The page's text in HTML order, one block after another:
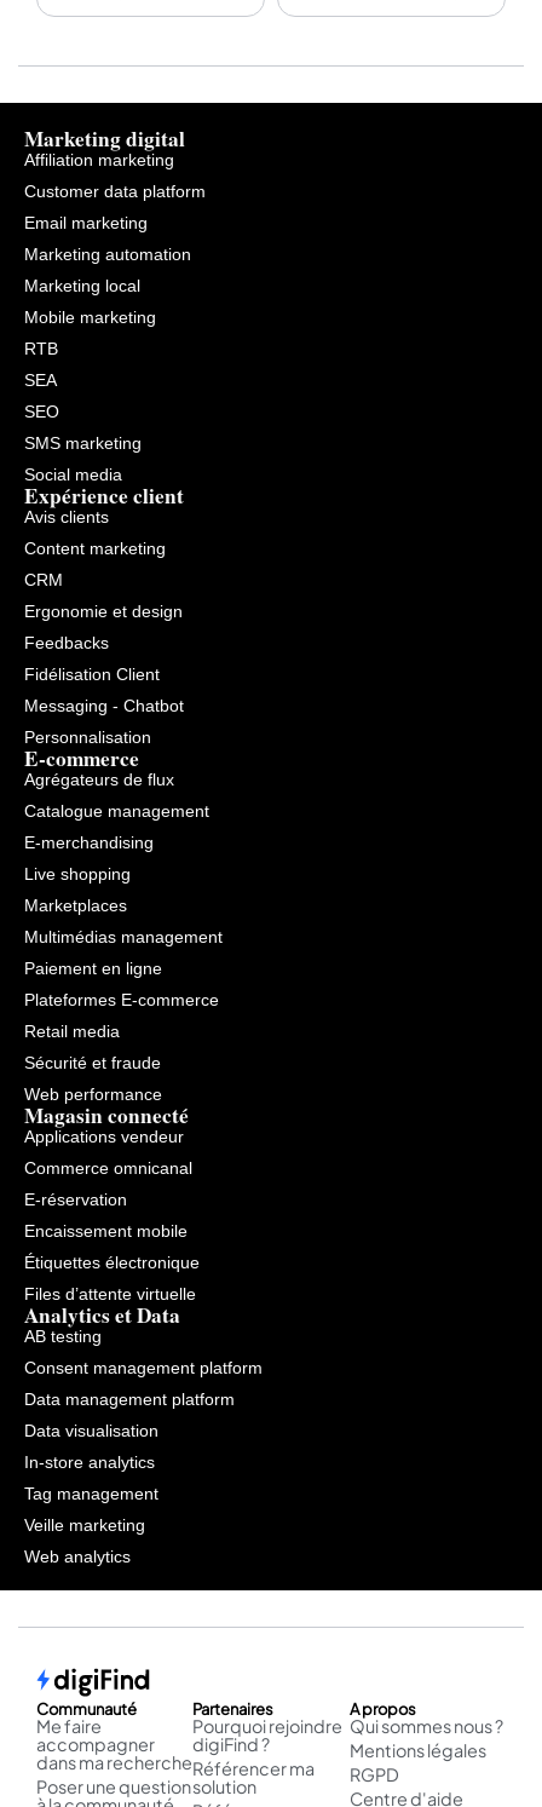
Marketing digital
Affiliation marketing
Customer data platform
Email marketing
Marketing automation
Marketing local
Mobile marketing
RTB
SEA
SEO
SMS marketing
Social media
Expérience client
Avis clients
Content marketing
CRM
Ergonomie et design
Feedbacks
Fidélisation Client
Messaging - Chatbot
Personnalisation
E-commerce
Agrégateurs de flux
Catalogue management
E-merchandising
Live shopping
Marketplaces
Multimédias management
Paiement en ligne
Plateformes E-commerce
Retail media
Sécurité et fraude
Web performance
Magasin connecté
Applications vendeur
Commerce omnicanal
E-réservation
Encaissement mobile
Étiquettes électronique
Files d’attente virtuelle
Analytics et Data
AB testing
Consent management platform
Data management platform
Data visualisation
In-store analytics
Tag management
Veille marketing
Web analytics
Communauté
Me faire
accompagner
dans ma recherche
Poser une question
Partenaires
Pourquoi rejoindre
digiFind ?
Référencer ma
solution
A propos
Qui sommes nous ?
Mentions légales
RGPD
Centre d'aide